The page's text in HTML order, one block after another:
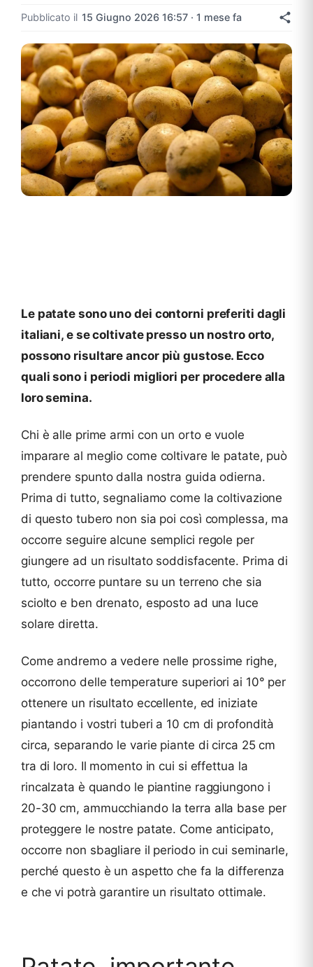
Pubblicato il 15 Giugno 2026 16:57 · 1 mese fa
Le patate sono uno dei contorni preferiti dagli
italiani, e se coltivate presso un nostro orto,
possono risultare ancor più gustose. Ecco
quali sono i periodi migliori per procedere alla
loro semina.
Chi è alle prime armi con un orto e vuole
imparare al meglio come coltivare le patate, può
prendere spunto dalla nostra guida odierna.
Prima di tutto, segnaliamo come la coltivazione
di questo tubero non sia poi così complessa, ma
occorre seguire alcune semplici regole per
giungere ad un risultato soddisfacente. Prima di
tutto, occorre puntare su un terreno che sia
sciolto e ben drenato, esposto ad una luce
solare diretta.
Come andremo a vedere nelle prossime righe,
occorrono delle temperature superiori ai 10° per
ottenere un risultato eccellente, ed iniziate
piantando i vostri tuberi a 10 cm di profondità
circa, separando le varie piante di circa 25 cm
tra di loro. Il momento in cui si effettua la
rincalzata è quando le piantine raggiungono i
20-30 cm, ammucchiando la terra alla base per
proteggere le nostre patate. Come anticipato,
occorre non sbagliare il periodo in cui seminarle,
perché questo è un aspetto che fa la differenza
e che vi potrà garantire un risultato ottimale.